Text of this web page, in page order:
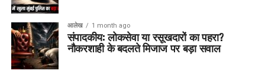
आलेख 1 month ago
संपादकीय: लोकसेवा या रसूखदारों का पहरा?
नौकरशाही के बदलते मिजाज पर बड़ा सवाल